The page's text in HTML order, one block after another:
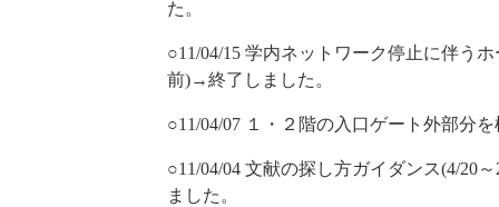
た。
○11/04/15 学内ネットワーク停止に伴う
前)→終了しました。
○11/04/07 １・２階の入口ゲート外部分
○11/04/04 文献の探し方ガイダンス(4/20
ました。